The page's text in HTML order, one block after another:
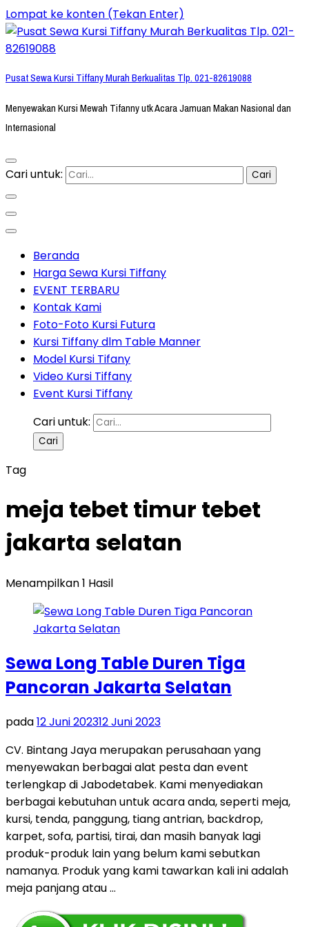
Lompat ke konten (Tekan Enter)
Pusat Sewa Kursi Tiffany Murah Berkualitas Tlp. 021-82619088
Menyewakan Kursi Mewah Tifanny utk Acara Jamuan Makan Nasional dan
Internasional
Cari untuk:
Beranda
Harga Sewa Kursi Tiffany
EVENT TERBARU
Kontak Kami
Foto-Foto Kursi Futura
Kursi Tiffany dlm Table Manner
Model Kursi Tifany
Video Kursi Tiffany
Event Kursi Tiffany
Cari untuk:
Tag
meja tebet timur tebet
jakarta selatan
Menampilkan 1 Hasil
Sewa Long Table Duren Tiga
Pancoran Jakarta Selatan
pada12 Juni 202312 Juni 2023
CV. Bintang Jaya merupakan perusahaan yang
menyewakan berbagai alat pesta dan event
terlengkap di Jabodetabek. Kami menyediakan
berbagai kebutuhan untuk acara anda, seperti meja,
kursi, tenda, panggung, tiang antrian, backdrop,
karpet, sofa, partisi, tirai, dan masih banyak lagi
produk-produk lain yang belum kami sebutkan
namanya. Produk yang kami tawarkan kali ini adalah
meja panjang atau …